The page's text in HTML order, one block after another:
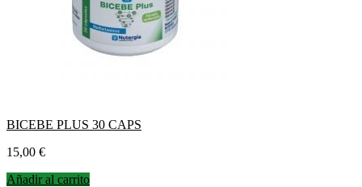
BICEBE PLUS 30 CAPS
Precio
15,00 €
Añadir al carrito